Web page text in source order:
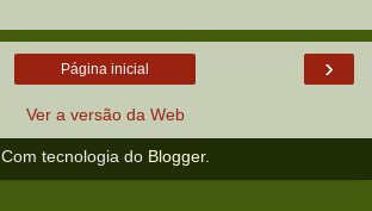
›
Página inicial
Ver a versão da Web
Com tecnologia do Blogger.